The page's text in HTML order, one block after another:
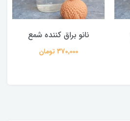
نانو براق کننده شمع
370,000 تومان